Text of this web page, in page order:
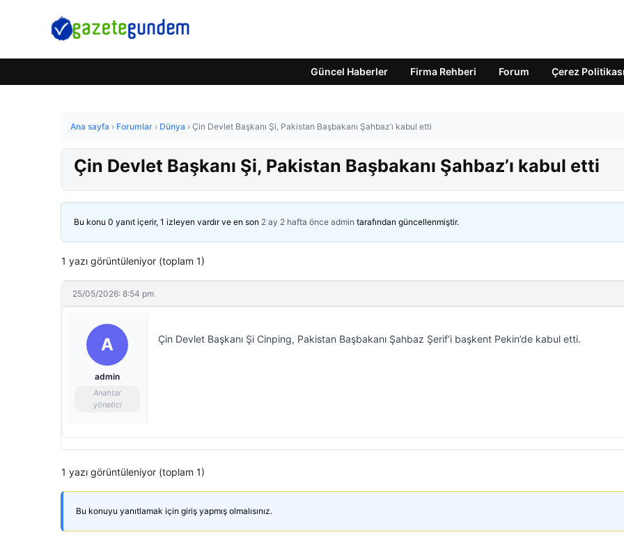
Güncel Haberler Firma Rehberi Forum Çerez Politikası
Ana sayfa › Forumlar › Dünya › Çin Devlet Başkanı Şi, Pakistan Başbakanı Şahbaz’ı kabul etti
Çin Devlet Başkanı Şi, Pakistan Başbakanı Şahbaz’ı kabul etti
Bu konu 0 yanıt içerir, 1 izleyen vardır ve en son 2 ay 2 hafta önce admin tarafından güncellenmiştir.
1 yazı görüntüleniyor (toplam 1)
25/05/2026: 8:54 pm
A
admin
Anahtar
yönetici
Çin Devlet Başkanı Şi Cinping, Pakistan Başbakanı Şahbaz Şerif’i başkent Pekin’de kabul etti.
1 yazı görüntüleniyor (toplam 1)
Bu konuyu yanıtlamak için giriş yapmış olmalısınız.